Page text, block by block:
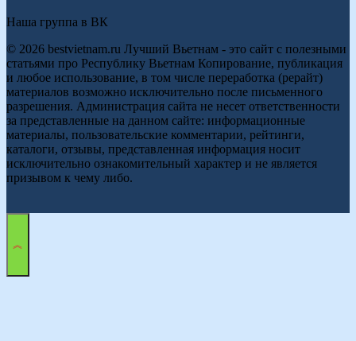
Наша группа в ВК
© 2026 bestvietnam.ru Лучший Вьетнам - это сайт с полезными
статьями про Республику Вьетнам Копирование, публикация
и любое использование, в том числе переработка (рерайт)
материалов возможно исключительно после письменного
разрешения. Администрация сайта не несет ответственности
за представленные на данном сайте: информационные
материалы, пользовательские комментарии, рейтинги,
каталоги, отзывы, представленная информация носит
исключительно ознакомительный характер и не является
призывом к чему либо.